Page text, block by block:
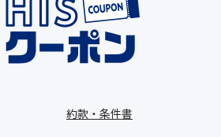
約款・条件書